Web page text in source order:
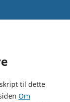
til dette
Om